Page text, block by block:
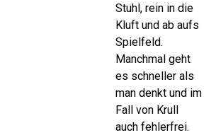
Stuhl, rein in die
Kluft und ab aufs
Spielfeld.
Manchmal geht
es schneller als
man denkt und im
Fall von Krull
auch fehlerfrei.